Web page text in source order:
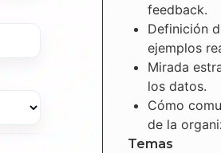
feedback.
Definición
ejemplos
Mirada
los datos.
Cómo
de la
Temas